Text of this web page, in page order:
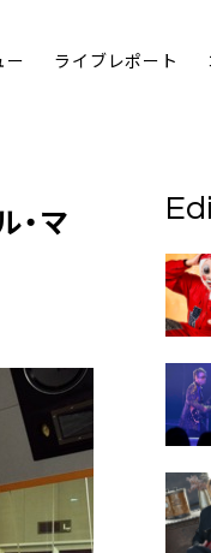
ー ライブレポート
・マ